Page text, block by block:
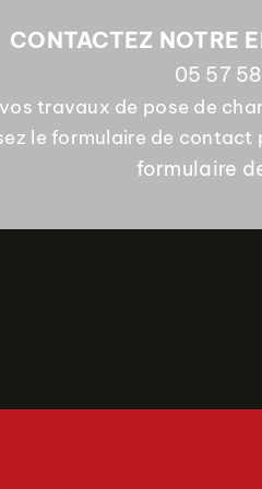
CONTACTEZ NOTRE
05 57 58
travaux de pose de
le formulaire de
formulaire